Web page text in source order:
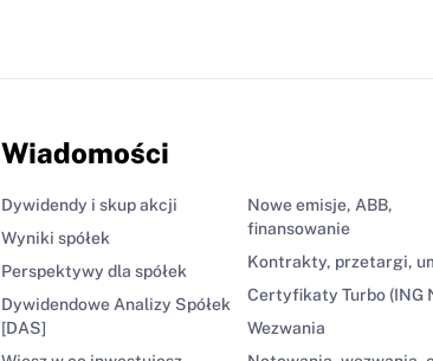
Wiadomości
Dywidendy i skup akcji
Wyniki spółek
Perspektywy dla spółek
Dywidendowe Analizy Spółek
[DAS]
Nowe emisje, ABB,
finansowanie
Kontrakty, przetargi,
Certyfikaty Turbo (ING
Wezwania